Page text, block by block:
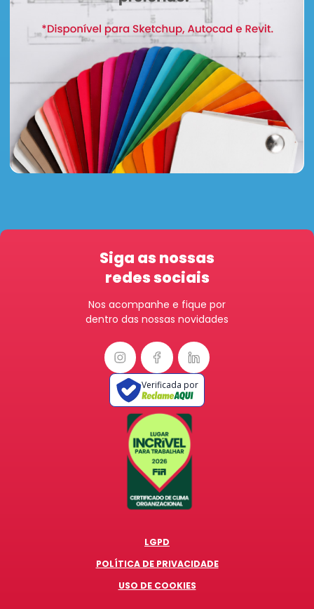
Siga as nossas
redes sociais
Nos acompanhe e fique por
dentro das nossas novidades
Verificada por
LGPD
POLÍTICA DE PRIVACIDADE
USO DE COOKIES